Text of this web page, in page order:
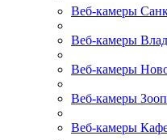
Веб-камеры
Веб-камеры
Веб-камеры
Веб-камеры
Веб-камеры